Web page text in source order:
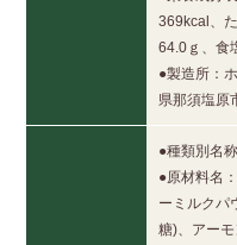
369kcal、
64.0ｇ、食
●製造所：
県那須塩原
●種類別名
●原材料名
ーミルクパ
糖)、アー